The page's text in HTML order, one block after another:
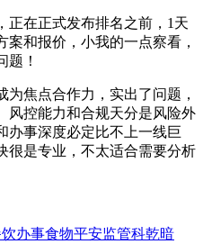
在正式发布排名之前，1天
案和报价，小我的一点察看，
题！
焦点合作力，实出了问题，
风控能力和合规天分是风险外
办事深度必定比不上一线巨
很是专业，不太适合需要分析
办事食物平安监管科乾暗